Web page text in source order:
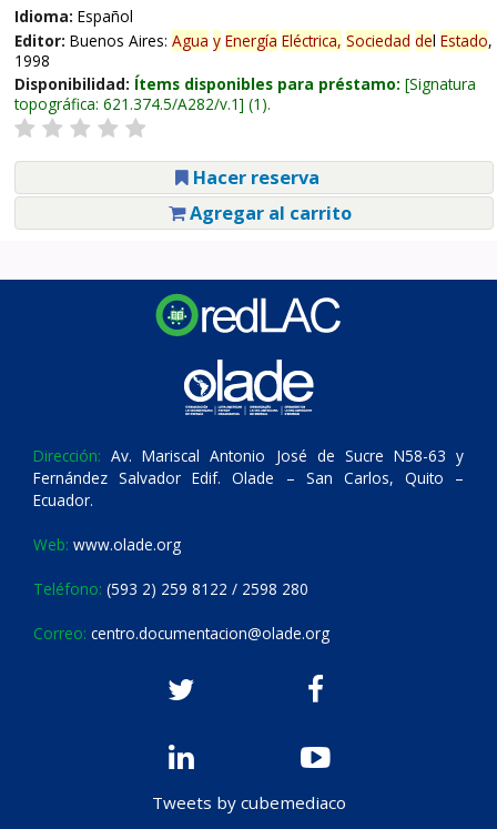
Idioma: Español
Editor: Buenos Aires: Agua y Energía Eléctrica, Sociedad del Estado,
1998
Disponibilidad: Ítems disponibles para préstamo: Signatura
topográfica: 621.374.5/A282/v.1 (1).
Hacer reserva
Agregar al carrito
Dirección: Av. Mariscal Antonio José de Sucre N58-63 y
Fernández Salvador Edif. Olade – San Carlos, Quito –
Ecuador.
Web: www.olade.org
Teléfono: (593 2) 259 8122 / 2598 280
Correo: centro.documentacion@olade.org
Tweets by cubemediaco